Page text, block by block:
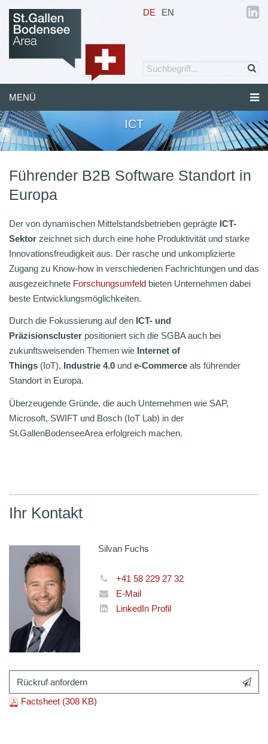
DE EN
MENÜ
ICT
Führender B2B Software Standort in
Europa
Der von dynamischen Mittelstandsbetrieben geprägte ICT-
Sektor zeichnet sich durch eine hohe Produktivität und starke
Innovationsfreudigkeit aus. Der rasche und unkomplizierte
Zugang zu Know-how in verschiedenen Fachrichtungen und das
ausgezeichnete Forschungsumfeld bieten Unternehmen dabei
beste Entwicklungsmöglichkeiten.
Durch die Fokussierung auf den ICT- und
Präzisionscluster positioniert sich die SGBA auch bei
zukunftsweisenden Themen wie Internet of
Things (IoT), Industrie 4.0 und e-Commerce als führender
Standort in Europa.
Überzeugende Gründe, die auch Unternehmen wie SAP,
Microsoft, SWIFT und Bosch (IoT Lab) in der
St.GallenBodenseeArea erfolgreich machen.
Ihr Kontakt
Silvan Fuchs
+41 58 229 27 32
E-Mail
LinkedIn Profil
Rückruf anfordern
Factsheet (308 KB)